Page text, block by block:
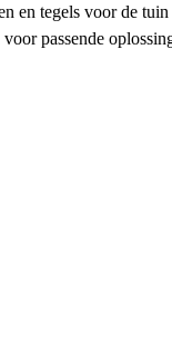
en tegels voor de
passende